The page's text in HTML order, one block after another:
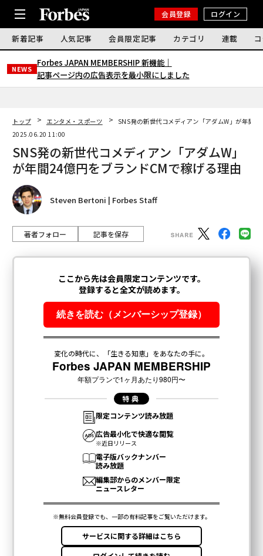
会員登録 ログイン
新着記事 人気記事 会員限定記事 カテゴリ 連載
NEWS
Forbes JAPAN MEMBERSHIP 新機能｜
記事ページ内の広告表示を最小限にしました
トップ エンタメ・スポーツ
SNS発の新世代コメディアン「アダムW」が年間
2025.06.20 11:00
SNS発の新世代コメディアン「アダムW」
が年間24億円をブランドCMで稼げる理由
Steven Bertoni | Forbes Staff
著者フォロー 記事を保存